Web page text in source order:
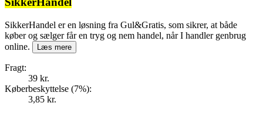
SikkerHandel er en løsning fra Gul&Gratis, som sikrer, at både
køber og sælger får en tryg og nem handel, når I handler genbrug
online.
Læs mere
Fragt:
39 kr.
Køberbeskyttelse (7%):
3,85 kr.